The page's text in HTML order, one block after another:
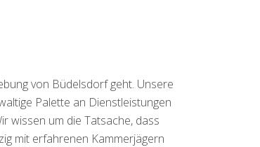
von Büdelsdorf geht. Unsere
Palette an Dienstleistungen
wissen um die Tatsache, dass
mit erfahrenen Kammerjägern